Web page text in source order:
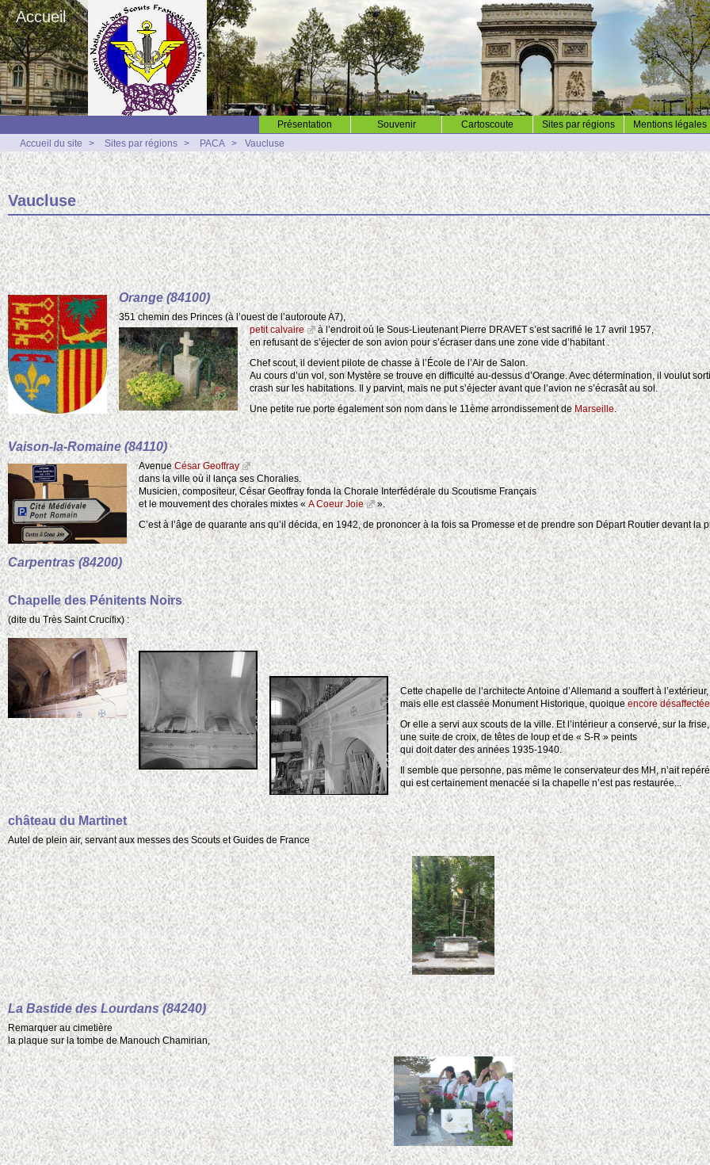
Accueil
Présentation Souvenir Cartoscoute Sites par régions
Mentions légales
Accueil du site
> Sites par régions > PACA > Vaucluse
Vaucluse
Orange (84100)
351 chemin des Princes (à l’ouest de l’autoroute A7),
petit calvaire
à l’endroit où le Sous-Lieutenant Pierre DRAVET s’est sacrifié le 17 avril 1957,
en refusant de s’éjecter de son avion pour s’écraser dans une zone vide d’habitant .
Chef scout, il devient pilote de chasse à l’École de l’Air de Salon.
Au cours d’un vol, son Mystère se trouve en difficulté au-dessus d’Orange. Avec détermination, il voulut
crash sur les habitations. Il y parvint, mais ne put s’éjecter avant que l’avion ne s’écrasât au sol.
Une petite rue porte également son nom dans le 11ème arrondissement de Marseille.
Vaison-la-Romaine (84110)
AvenueCésar Geoffray
dans la ville où il lança ses Choralies.
Musicien, compositeur, César Geoffray fonda la Chorale Interfédérale du Scoutisme Français
et le mouvement des chorales mixtes «A Coeur Joie
».
C’est à l’âge de quarante ans qu’il décida, en 1942, de prononcer à la fois sa Promesse et de prendre son Départ Routier devant la
Carpentras (84200)
Chapelle des Pénitents Noirs
(dite du Très Saint Crucifix) :
Cette chapelle de l’architecte Antoine d’Allemand a souffert à l’extérieur,
mais elle est classée Monument Historique, quoiqueencore désaffectée
Or elle a servi aux scouts de la ville. Et l’intérieur a conservé, sur la frise,
une suite de croix, de têtes de loup et de « S-R » peints
qui doit dater des années 1935-1940.
Il semble que personne, pas même le conservateur des MH, n’ait
qui est certainement menacée si la chapelle n’est pas restaurée...
château du Martinet
Autel de plein air, servant aux messes des Scouts et Guides de France
La Bastide des Lourdans (84240)
Remarquer au cimetière
la plaque sur la tombe de Manouch Chamirian,